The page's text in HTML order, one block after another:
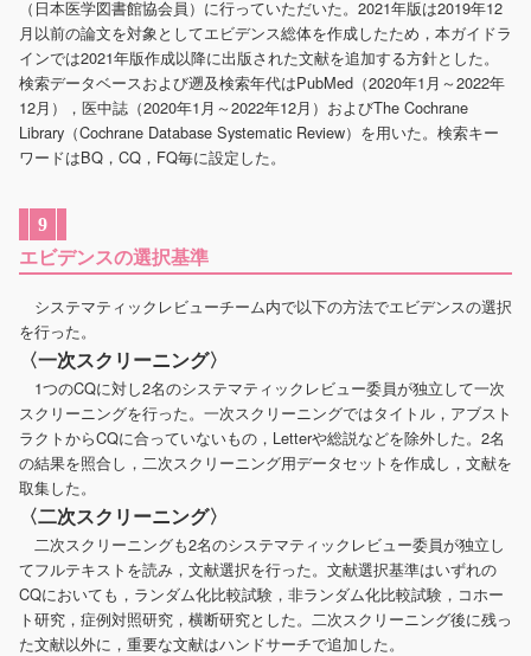
（日本医学図書館協会員）に行っていただいた。2021年版は2019年12
月以前の論文を対象としてエビデンス総体を作成したため，本ガイドラ
インでは2021年版作成以降に出版された文献を追加する方針とした。
検索データベースおよび遡及検索年代はPubMed（2020年1月～2022年
12月），医中誌（2020年1月～2022年12月）およびThe Cochrane
Library（Cochrane Database Systematic Review）を用いた。検索キー
ワードはBQ，CQ，FQ毎に設定した。
9
エビデンスの選択基準
システマティックレビューチーム内で以下の方法でエビデンスの選択
を行った。
〈一次スクリーニング〉
1つのCQに対し2名のシステマティックレビュー委員が独立して一次
スクリーニングを行った。一次スクリーニングではタイトル，アブスト
ラクトからCQに合っていないもの，Letterや総説などを除外した。2名
の結果を照合し，二次スクリーニング用データセットを作成し，文献を
取集した。
〈二次スクリーニング〉
二次スクリーニングも2名のシステマティックレビュー委員が独立し
てフルテキストを読み，文献選択を行った。文献選択基準はいずれの
CQにおいても，ランダム化比較試験，非ランダム化比較試験，コホー
ト研究，症例対照研究，横断研究とした。二次スクリーニング後に残っ
た文献以外に，重要な文献はハンドサーチで追加した。